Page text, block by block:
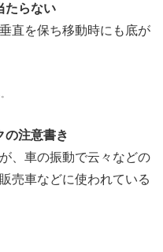
たらない
直を保ち移動時にも底が
の注意書き
、車の振動で云々などの
売車などに使われている